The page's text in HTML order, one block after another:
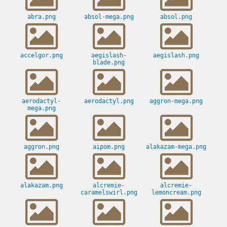
abra.png absol-mega.png absol.png
accelgor.png
aegislash-
blade.png
aegislash.png
aerodactyl-
mega.png
aerodactyl.png aggron-mega.png
aggron.png aipom.png alakazam-mega.png
alakazam.png
alcremie-
caramelswirl.png
alcremie-
lemoncream.png